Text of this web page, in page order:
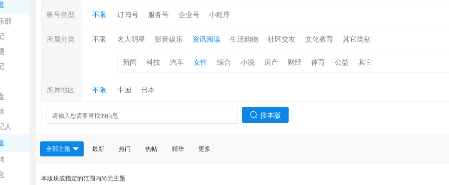
部
人
帐号类型 不限 订阅号 服务号 企业号 小程序
所属分类 不限 名人明星 影音娱乐 资讯阅读 生活购物 社区交友 文化教育 其它类别
新闻 科技 汽车 女性 综合 小说 房产 财经 体育 公益 其它
所属地区 不限 中国 日本
搜本版
全部主题 最新 热门 热帖 精华 更多
本版块或指定的范围内尚无主题